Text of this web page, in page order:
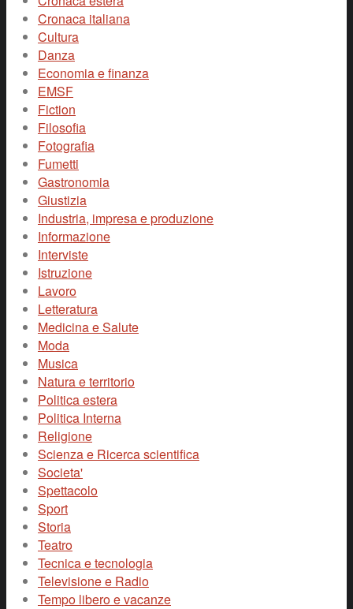
Cronaca italiana
Cultura
Danza
Economia e finanza
EMSF
Fiction
Filosofia
Fotografia
Fumetti
Gastronomia
Giustizia
Industria, impresa e produzione
Informazione
Interviste
Istruzione
Lavoro
Letteratura
Medicina e Salute
Moda
Musica
Natura e territorio
Politica estera
Politica Interna
Religione
Scienza e Ricerca scientifica
Societa'
Spettacolo
Sport
Storia
Teatro
Tecnica e tecnologia
Televisione e Radio
Tempo libero e vacanze